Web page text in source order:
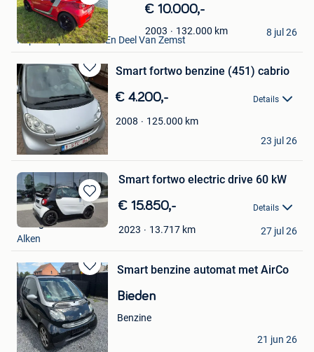
Bewaren
in
Mijn
Favorieten
€ 10.000,-
2003 132.000 km
Carla Verstrepen
Kapelle-Op-Den-Bos En Deel Van Zemst
8 jul 26
Bewaren
in
Mijn
Favorieten
Smart fortwo benzine (451) cabrio
€ 4.200,- Details
2008 125.000 km
Victor Juliana
Maldegem
23 jul 26
Bewaren
in
Mijn
Smart fortwo electric drive 60 kW
€ 15.850,- Details
2023 13.717 km
Garage Vanstraelen
Alken
27 jul 26
Bewaren
in
Mijn
Favorieten
Smart benzine automat met AirCo
Bieden
Benzine
Dany Duks
Westerlo
21 jun 26